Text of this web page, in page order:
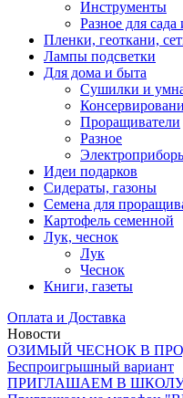
Инструменты
Разное для сада
Пленки, геоткани,
Лампы подсветки
Для дома и быта
Сушилки и
Проращиватели
Разное
Идеи подарков
Сидераты, газоны
Семена для
Картофель семенной
Лук, чеснок
Лук
Чеснок
Книги, газеты
Оплата и Доставка
Новости
ОЗИМЫЙ ЧЕСНОК В
Беспроигрышный вариант
ПРИГЛАШАЕМ В